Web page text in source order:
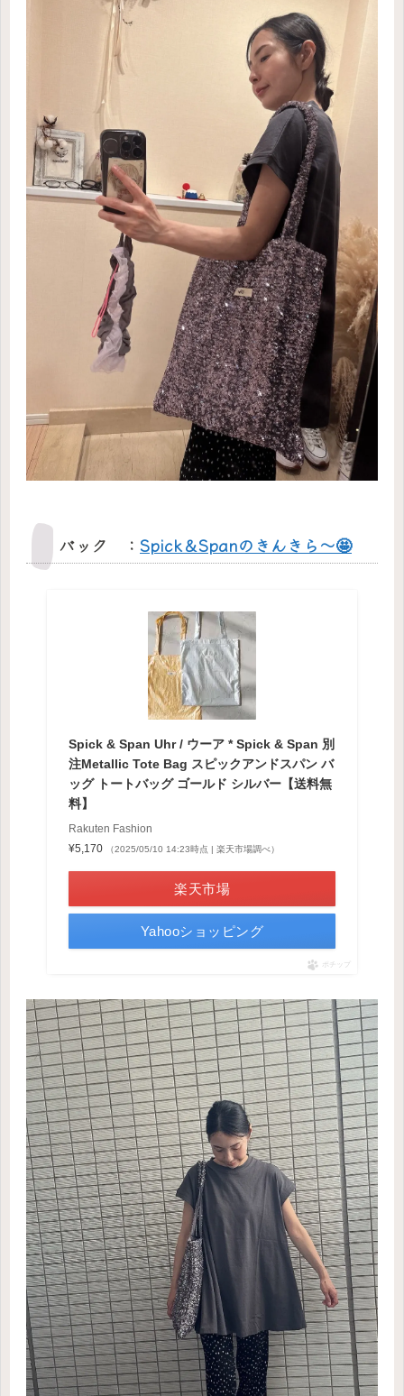
バック ： Spick＆Spanのきんきら〜🤩
Spick & Span Uhr / ウーア * Spick & Span 別
注Metallic Tote Bag スピックアンドスパン バ
ッグ トートバッグ ゴールド シルバー【送料無
料】
Rakuten Fashion
¥5,170
（2025/05/10 14:23時点 | 楽天市場調べ）
楽天市場
Yahooショッピング
ポチップ